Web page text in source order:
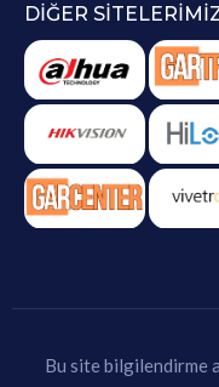
DIĞER
Bu site bilgilendirme